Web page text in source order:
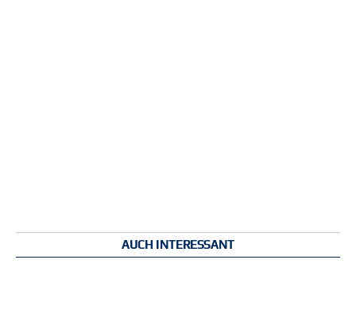
AUCH INTERESSANT